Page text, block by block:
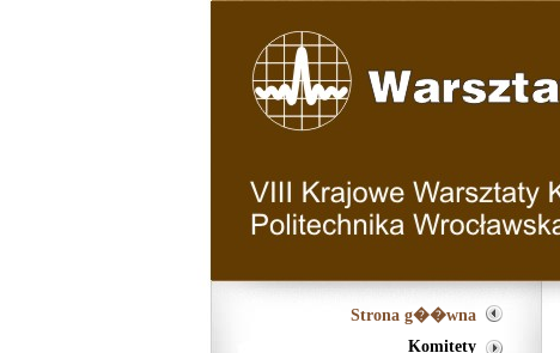
Strona g��wna
Komitety